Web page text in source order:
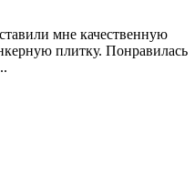
мне качественную
плитку. Понравилась